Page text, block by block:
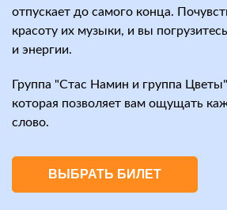
отпускает до самого конца.
красоту их музыки, и вы
и энергии.
Группа "Стас Намин и группа
которая позволяет вам ощущать
слово.
ВЫБРАТЬ БИЛЕТ